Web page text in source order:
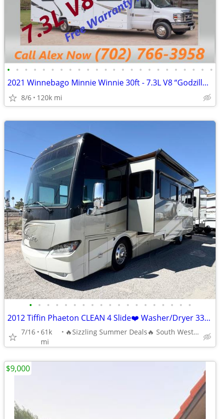
• • • • • • • • • • • • • • • • • • • • • • • •
2021 Winnebago Minnie Winnie 30ft - 7.3L V8 “Godzilla Engine"
8/6 120k mi
• • • • • • • • • • • • • • • • • • •
2012 Tiffin Phaeton CLEAN 4 Slide❤️ Washer/Dryer 336HRsGen *Dont Miss
7/16 61k
mi
🔥Sizzling Summer Deals🔥 South West RVGUY
$9,000